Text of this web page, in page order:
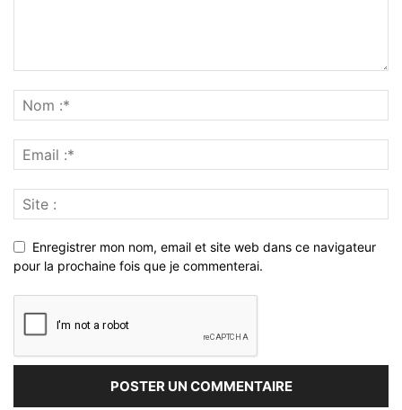
Enregistrer mon nom, email et site web dans ce navigateur
pour la prochaine fois que je commenterai.